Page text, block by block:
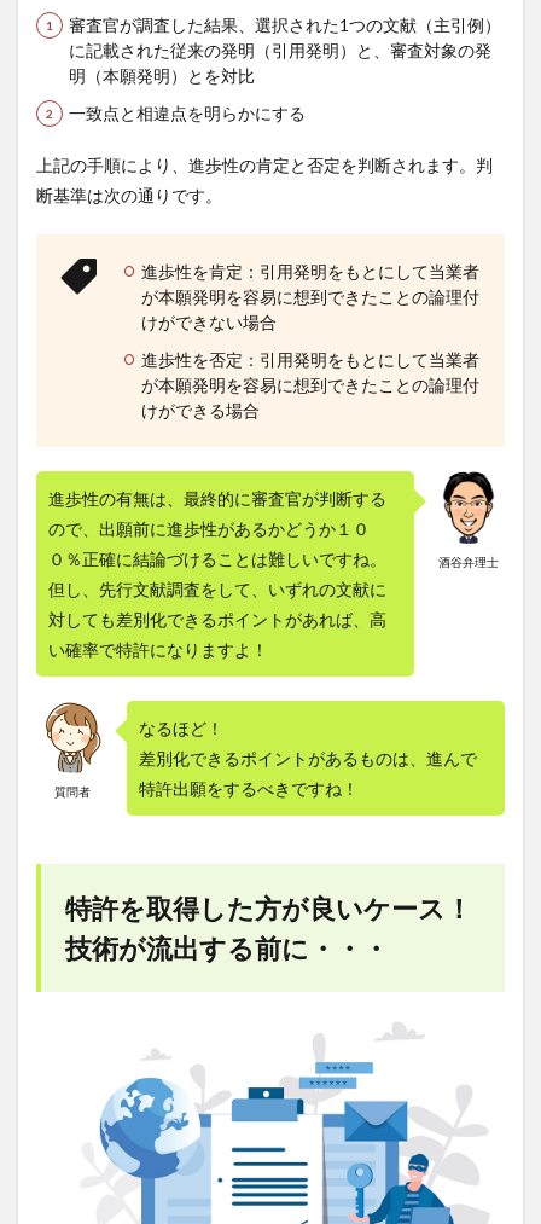
審査官が調査した結果、選択された1つの文献（主引例）
に記載された従来の発明（引用発明）と、審査対象の発
明（本願発明）とを対比
一致点と相違点を明らかにする
上記の手順により、進歩性の肯定と否定を判断されます。判
断基準は次の通りです。
進歩性を肯定：引用発明をもとにして当業者
が本願発明を容易に想到できたことの論理付
けができない場合
進歩性を否定：引用発明をもとにして当業者
が本願発明を容易に想到できたことの論理付
けができる場合
酒谷弁理士
進歩性の有無は、最終的に審査官が判断する
ので、出願前に進歩性があるかどうか１０
０％正確に結論づけることは難しいですね。
但し、先行文献調査をして、いずれの文献に
対しても差別化できるポイントがあれば、高
い確率で特許になりますよ！
質問者
なるほど！
差別化できるポイントがあるものは、進んで
特許出願をするべきですね！
特許を取得した方が良いケース！
技術が流出する前に・・・